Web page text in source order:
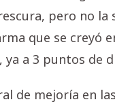
pero no
que se creyó
a 3 puntos de
de mejoría en